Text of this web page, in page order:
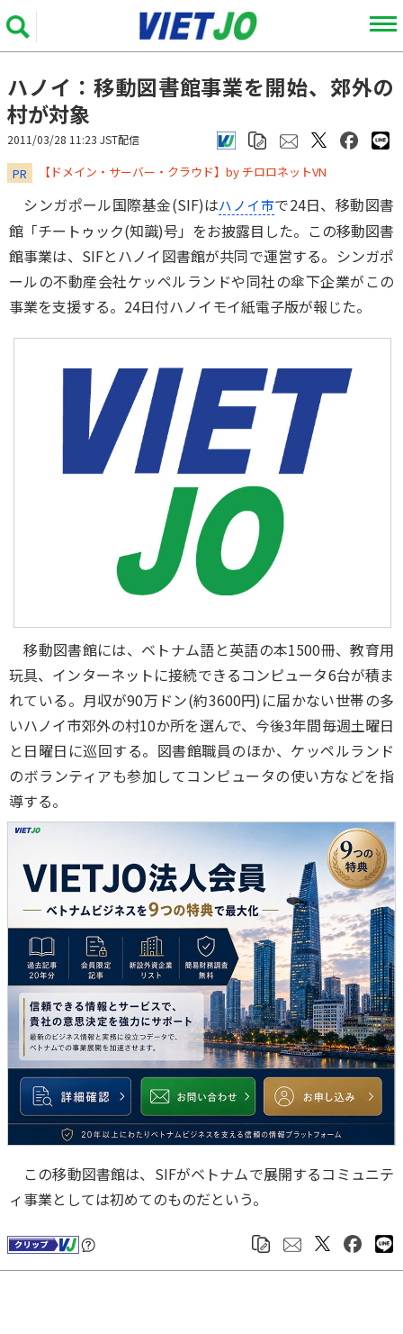
ハノイ：移動図書館事業を開始、郊外の
村が対象
2011/03/28 11:23 JST配信
PR ​​​​​​​【ドメイン・サーバー・クラウド】by チロロネットVN
シンガポール国際基金(SIF)はハノイ市で24日、移動図書
館「チートゥック(知識)号」をお披露目した。この移動図書
館事業は、SIFとハノイ図書館が共同で運営する。シンガポ
ールの不動産会社ケッペルランドや同社の傘下企業がこの
事業を支援する。24日付ハノイモイ紙電子版が報じた。
移動図書館には、ベトナム語と英語の本1500冊、教育用
玩具、インターネットに接続できるコンピュータ6台が積ま
れている。月収が90万ドン(約3600円)に届かない世帯の多
いハノイ市郊外の村10か所を選んで、今後3年間毎週土曜日
と日曜日に巡回する。図書館職員のほか、ケッペルランド
のボランティアも参加してコンピュータの使い方などを指
導する。
この移動図書館は、SIFがベトナムで展開するコミュニテ
ィ事業としては初めてのものだという。